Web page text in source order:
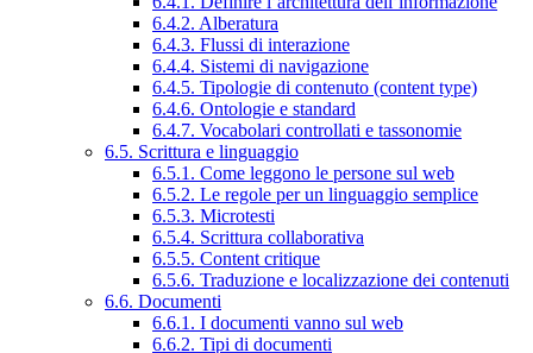
6.4.2. Alberatura
6.4.3. Flussi di interazione
6.4.4. Sistemi di navigazione
6.4.5. Tipologie di contenuto (content type)
6.4.6. Ontologie e standard
6.4.7. Vocabolari controllati e tassonomie
6.5. Scrittura e linguaggio
6.5.1. Come leggono le persone sul web
6.5.2. Le regole per un linguaggio semplice
6.5.3. Microtesti
6.5.4. Scrittura collaborativa
6.5.5. Content critique
6.5.6. Traduzione e localizzazione dei contenuti
6.6. Documenti
6.6.1. I documenti vanno sul web
6.6.2. Tipi di documenti